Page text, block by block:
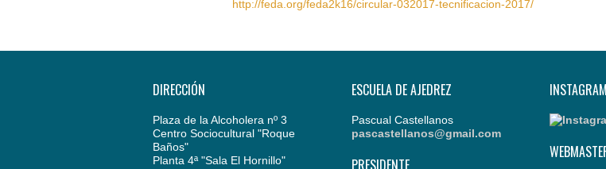
http://feda.org/feda2k16/circular-032017-tecnificacion-2017/
DIRECCIÓN
Plaza de la Alcoholera nº 3
Centro Sociocultural "Roque
Baños"
Planta 4ª "Sala El Hornillo"
ESCUELA DE AJEDREZ
Pascual Castellanos
pascastellanos@gmail.com
PRESIDENTE
INSTAGRAM